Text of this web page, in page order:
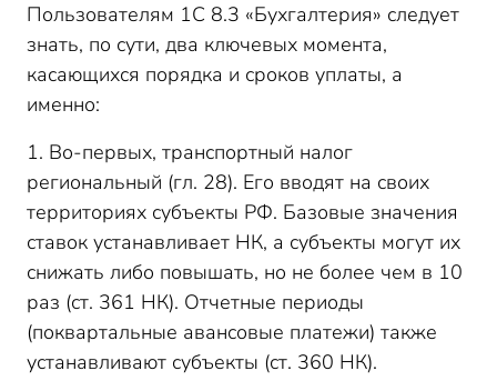
Пользователям 1С 8.3 «Бухгалтерия» следует
знать, по сути, два ключевых момента,
касающихся порядка и сроков уплаты, а
именно:
1. Во-первых, транспортный налог
региональный (гл. 28). Его вводят на своих
территориях субъекты РФ. Базовые значения
ставок устанавливает НК, а субъекты могут их
снижать либо повышать, но не более чем в 10
раз (ст. 361 НК). Отчетные периоды
(поквартальные авансовые платежи) также
устанавливают субъекты (ст. 360 НК).